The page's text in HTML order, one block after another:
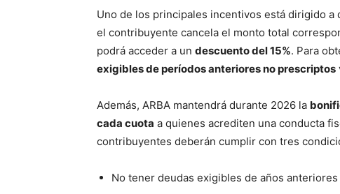
Uno de los principales incentivos está dirigido a
el contribuyente cancela el monto total
podrá acceder a un descuento del 15%. Para
exigibles de períodos anteriores no prescriptos
Además, ARBA mantendrá durante 2026 la
cada cuota a quienes acrediten una conducta
contribuyentes deberán cumplir con tres
No tener deudas exigibles de años